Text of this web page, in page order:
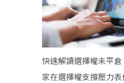
快速解讀選擇權未平
家在選擇權支撐壓力